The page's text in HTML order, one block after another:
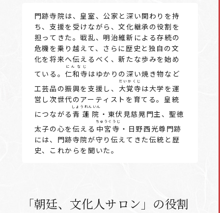
門跡寺院は、皇室、公家と深い関わりを持
ち、支援を受けながら、文化継承の役割を
担ってきた。戦乱、明治維新による存続の
危機を乗り越えて、さらに歴史と独自の文
化を将来へ伝えるべく、新たな歩みを始め
ている。 仁和寺
にんなじ
はゆかりの深い焼き物など
工芸品の振興を支援し、 大覚寺
だいかくじ
は大学を運
営し次世代のアーティストを育てる。皇統
につながる 青蓮院
しょうれんいん
・東伏見慈晃門主、聖徳
太子の心を伝える 中宮寺
ちゅうぐうじ
・日野西光尊門跡
には、門跡寺院が守り伝えてきた伝統と歴
史、これからを聞いた。
「朝廷、文化人サロン」の役割